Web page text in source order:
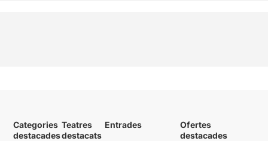
Categories
destacades
Teatres
destacats
Entrades
Ofertes
destacades